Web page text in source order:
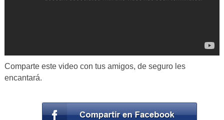
Comparte este video con tus amigos, de seguro les
encantará.